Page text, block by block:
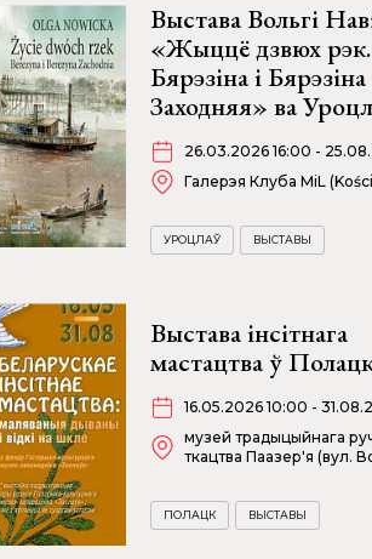
Выстава Вольгі
«Жыццё дзвюх рэк.
Бярэзіна і Бярэзіна
Заходняя» ва
26.03.2026 16:00 -
Галерэя Клуба MiL
УРОЦЛАЎ ВЫСТАВЫ
Выстава інсітнага
мастацтва ў
16.05.2026 10:00 -
музей традыцыйнага
ткацтва Паазер'я (вул.
ПОЛАЦК ВЫСТАВЫ